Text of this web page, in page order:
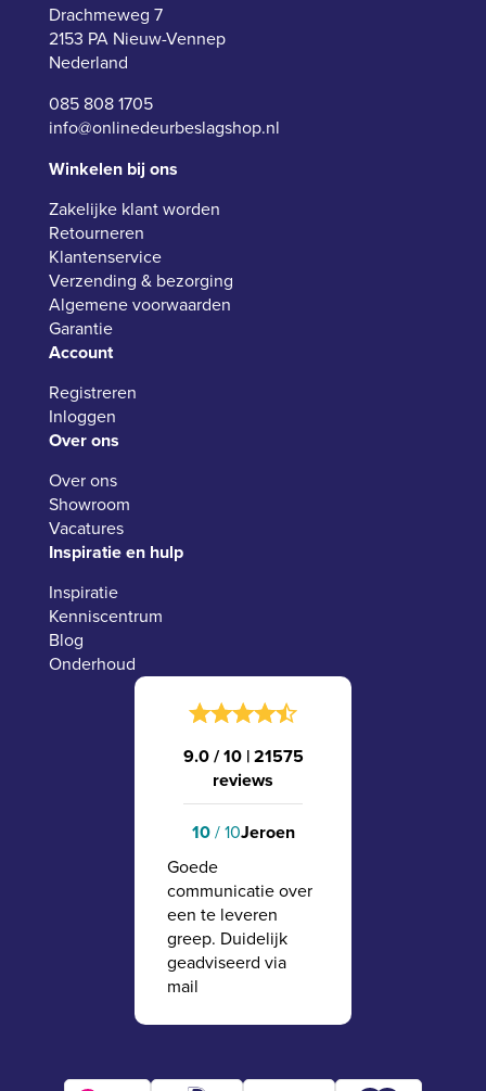
Drachmeweg 7
2153 PA Nieuw-Vennep
Nederland
085 808 1705
info@onlinedeurbeslagshop.nl
Winkelen bij ons
Zakelijke klant worden
Retourneren
Klantenservice
Verzending & bezorging
Algemene voorwaarden
Garantie
Account
Registreren
Inloggen
Over ons
Over ons
Showroom
Vacatures
Inspiratie en hulp
Inspiratie
Kenniscentrum
Blog
Onderhoud
9.0 / 10 |21575
reviews
10/ 10Jeroen
Goede
communicatie over
een te leveren
greep. Duidelijk
geadviseerd via
mail